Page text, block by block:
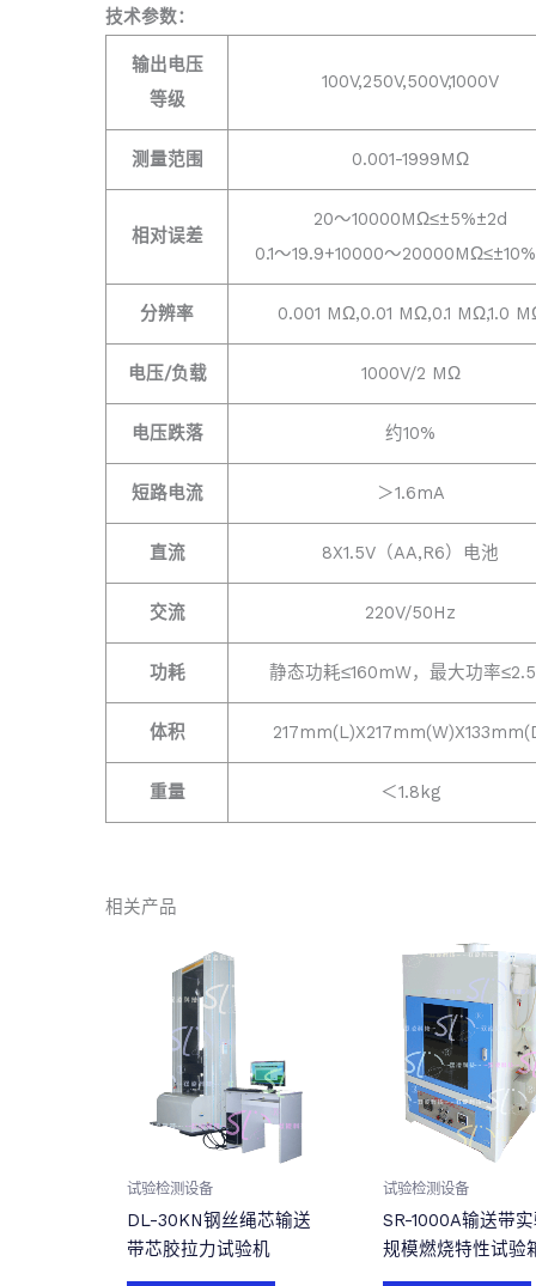
技术参数：
输出电压
等级
100V,250V,500V,1000V
测量范围 0.001-1999MΩ
相对误差
20～10000MΩ≤±5%±2d
0.1～19.9+10000～
分辨率 0.001 MΩ,0.01 MΩ,0.1 MΩ,1.0
电压/负载 1000V/2 MΩ
电压跌落 约10%
短路电流 ＞1.6mA
直流 8X1.5V（AA,R6）电池
交流 220V/50Hz
功耗 静态功耗≤160mW，最大功率
体积
重量 ＜1.8kg
相关产品
试验检测设备
DL-30KN钢丝绳芯输送
带芯胶拉力试验机
试验检测设备
SR-1000A输送带
规模燃烧特性试验